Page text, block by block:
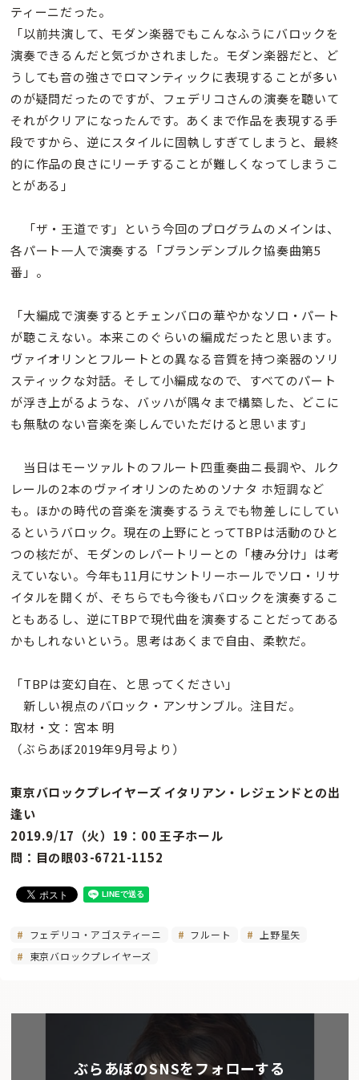
ティーニだった。
「以前共演して、モダン楽器でもこんなふうにバロックを
演奏できるんだと気づかされました。モダン楽器だと、ど
うしても音の強さでロマンティックに表現することが多い
のが疑問だったのですが、フェデリコさんの演奏を聴いて
それがクリアになったんです。あくまで作品を表現する手
段ですから、逆にスタイルに固執しすぎてしまうと、最終
的に作品の良さにリーチすることが難しくなってしまうこ
とがある」
「ザ・王道です」という今回のプログラムのメインは、
各パート一人で演奏する「ブランデンブルク協奏曲第5
番」。
「大編成で演奏するとチェンバロの華やかなソロ・パート
が聴こえない。本来このぐらいの編成だったと思います。
ヴァイオリンとフルートとの異なる音質を持つ楽器のソリ
スティックな対話。そして小編成なので、すべてのパート
が浮き上がるような、バッハが隅々まで構築した、どこに
も無駄のない音楽を楽しんでいただけると思います」
当日はモーツァルトのフルート四重奏曲ニ長調や、ルク
レールの2本のヴァイオリンのためのソナタ ホ短調など
も。ほかの時代の音楽を演奏するうえでも物差しにしてい
るというバロック。現在の上野にとってTBPは活動のひと
つの核だが、モダンのレパートリーとの「棲み分け」は考
えていない。今年も11月にサントリーホールでソロ・リサ
イタルを開くが、そちらでも今後もバロックを演奏するこ
ともあるし、逆にTBPで現代曲を演奏することだってある
かもしれないという。思考はあくまで自由、柔軟だ。
「TBPは変幻自在、と思ってください」
新しい視点のバロック・アンサンブル。注目だ。
取材・文：宮本 明
（ぶらあぼ2019年9月号より）
東京バロックプレイヤーズ イタリアン・レジェンドとの出
逢い
2019.9/17（火）19：00 王子ホール
問：目の眼03-6721-1152
フェデリコ・アゴスティーニ フルート
上野星矢
東京バロックプレイヤーズ
ぶらあぼのSNSをフォローする